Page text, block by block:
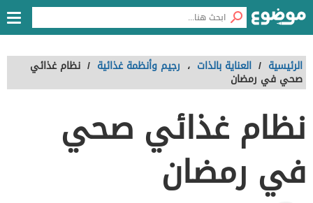
الرئيسية / العناية بالذات ، رجيم وأنظمة غذائية / نظام غذائي
صحي في رمضان
نظام غذائي صحي
في رمضان